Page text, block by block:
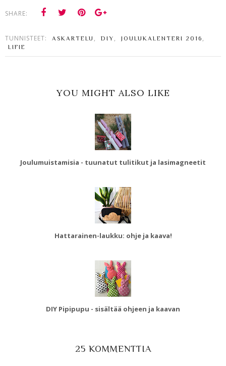
SHARE:
TUNNISTEET: ASKARTELU , DIY , JOULUKALENTERI 2016 ,
LIFIE
YOU MIGHT ALSO LIKE
Joulumuistamisia - tuunatut tulitikut ja lasimagneetit
Hattarainen-laukku: ohje ja kaava!
DIY Pipipupu - sisältää ohjeen ja kaavan
25 KOMMENTTIA